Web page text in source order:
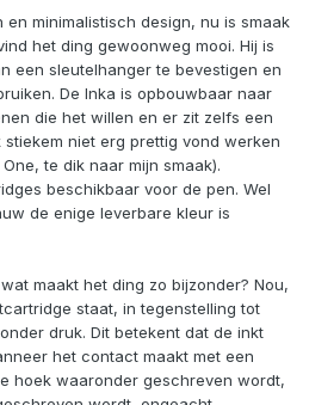
minimalistisch design, nu is smaak
het ding gewoonweg mooi. Hij is
een sleutelhanger te bevestigen en
De Inka is opbouwbaar naar
die het willen en er zit zelfs een
niet erg prettig vond werken
te dik naar mijn smaak).
beschikbaar voor de pen. Wel
de enige leverbare kleur is
maakt het ding zo bijzonder? Nou,
staat, in tegenstelling tot
druk. Dit betekent dat de inkt
het contact maakt met een
hoek waaronder geschreven wordt,